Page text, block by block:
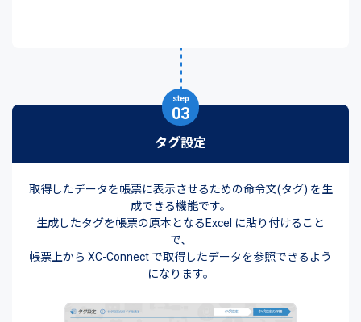
タグ設定
step
03
取得したデータを帳票に表示させるための命令文(タグ) を生
成できる機能です。
生成したタグを帳票の原本となるExcel に貼り付けること
で、
帳票上から XC-Connect で取得したデータを参照できるよう
になります。